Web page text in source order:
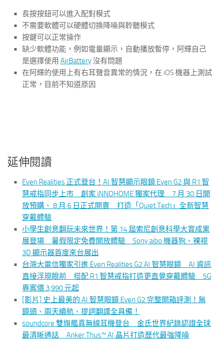
長按按鈕可以進入配對模式
不需要軟體可以硬體切換降噪與聆聽模式
按鍵可以正常操作
缺少軟體功能，例如電量顯示，自動播放暫停，阿輝自己
是選擇使用 AirBattery沒有問題
在阿輝的使用上有右耳聲音異常的情況，在 iOS 機器上測試
正常，目前不知道原因
延伸閱讀
Even Realities 正式登台！AI 智慧顯示眼鏡 Even G2 與 R1 智
慧戒指同步上市 創家 iNNOHOME 獨家代理 7 月 30 日開
放預購、 8 月 6 日正式開賣 打造「Quiet Tech」全新智慧
穿戴體驗
小學生創意翻玩未來世界！第 14 屆索尼創意科學大賞成果
展登場 暑假限定免費開放體驗 Sony aibo 機器狗、裸視
3D 顯示器首度來台展出
台灣大電信獨家引進 Even Realities G2 AI 智慧眼鏡 AI 資訊
直接浮現眼前 搭配 R1 智慧戒指打造更直覺穿戴體驗 5G
專案價 3,990 元起
[影片] 史上最美的 AI 智慧眼鏡 Even G2 完整開箱評測！無
鏡頭、兩天續航、提詞翻譯全具備！
soundcore 雙旗艦真無線耳機登台 金氏世界紀錄認證全球
最清晰通話 Anker Thus™ AI 晶片打造歷代最強降噪